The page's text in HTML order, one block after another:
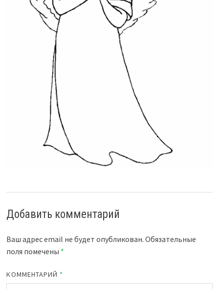
Добавить комментарий
Ваш адрес email не будет опубликован. Обязательные
поля помечены *
КОММЕНТАРИЙ *